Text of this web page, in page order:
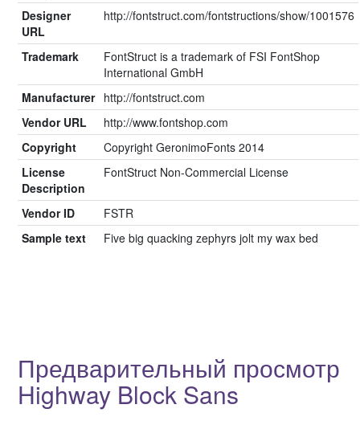
Designer
URL
http://fontstruct.com/fontstructions/show/1001576
Trademark
FontStruct is a trademark of FSI FontShop
International GmbH
Manufacturer http://fontstruct.com
Vendor URL
http://www.fontshop.com
Copyright
Copyright GeronimoFonts 2014
License
Description
FontStruct Non-Commercial License
Vendor ID
FSTR
Sample text
Five big quacking zephyrs jolt my wax bed
Предварительный просмотр
Highway Block Sans